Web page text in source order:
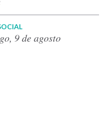
9 de agosto